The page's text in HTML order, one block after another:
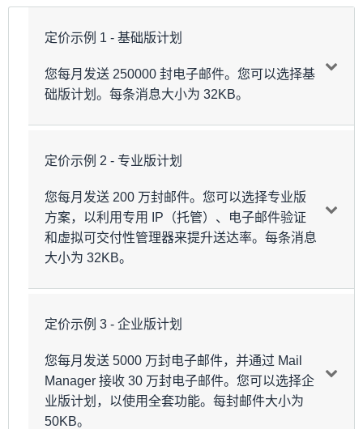
服务/功能 价格 额外费用
出站电子邮
0.10 USD/1000
封电子邮件
仅在通过多区域端
基本发送价格之上
电子邮件验
证
每次验证 0.01
USD；自动验证
0.01 USD/1000
次
验证的每个电子邮
件地址 0.01 USD；
使用自动验证时，
每 1,000 次验证收
租户
户 + 0.005 USD/
1000 封电子邮件
专用 IP – 标
准
24.95 USD/月/IP
定价示例 1 - 基础版计划
您每月发送 250000 封电子邮件。您可以选择基
础版计划。每条消息大小为 32KB。
项目
传出邮件（基
础版）
250000 × 0.16 USD/ 1000
40.00
USD
传出邮件数据
定价示例 2 - 专业版计划
您每月发送 200 万封邮件。您可以选择专业版
方案，以利用专用 IP（托管）、电子邮件验证
和虚拟可交付性管理器来提升送达率。每条消息
大小为 32KB。
项目
传出邮件（专业
版）
2M × 0.22 USD/1000
440.00
USD
传出邮件数据
定价示例 3 - 企业版计划
您每月发送 5000 万封电子邮件，并通过 Mail
Manager 接收 30 万封电子邮件。您可以选择企
业版计划，以使用全套功能。每封邮件大小为
50KB。